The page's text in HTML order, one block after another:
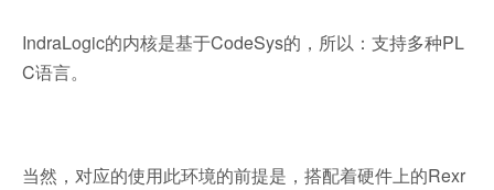
IndraLogic的内核是基于CodeSys的，所以：支持多种PL
C语言。
当然，对应的使用此环境的前提是，搭配着硬件上的Rexr